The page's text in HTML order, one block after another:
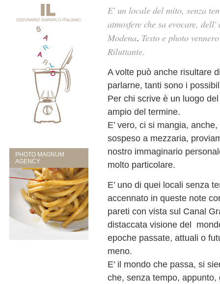
PHOTO MAGNUM
AGENCY
E' un locale del mito, senza
atmosfere che sa evocare,
Modena. Testo e photo
Riluttante.
A volte può anche risultare
parlarne, tanti sono i
Per chi scrive è un luogo
ampio del termine.
E’ vero, ci si mangia,
sospeso a mezzaria,
nostro immaginario
molto particolare.
E’ uno di quei locali senza
accennato in queste note
pareti con vista sul Canal
distaccata visione del
epoche passate, attuali o
meno.
E’ il mondo che passa, si
che, senza tempo,